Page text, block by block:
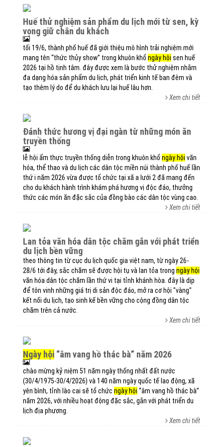
huế thử nghiệm sản phẩm du lịch mới từ sen, kỳ
vọng giữ chân du khách
tối 19/6, thành phố huế đã giới thiệu mô hình trải nghiệm mới
mang tên “thức thủy show” trong khuôn khổ ngày hội sen huế
2026 tại hồ tịnh tâm. đây được xem là bước thử nghiệm nhằm
đa dạng hóa sản phẩm du lịch, phát triển kinh tế ban đêm và
tạo thêm lý do để du khách lưu lại huế lâu hơn.
Xem chi tiết
đánh thức hương vị đại ngàn từ những món ăn
truyền thống
lễ hội ẩm thực truyền thống diễn trong khuôn khổ ngày hội văn
hóa, thể thao và du lịch các dân tộc miền núi thành phố huế lần
thứ i năm 2026 vừa được tổ chức tại xã a lưới 2 đã mang đến
cho du khách hành trình khám phá hương vị độc đáo, thưởng
thức các món ăn đặc sắc của đồng bào các dân tộc vùng cao.
Xem chi tiết
lan tỏa văn hóa dân tộc chăm gắn với phát triển
du lịch bền vững
theo thông tin từ cục du lịch quốc gia việt nam, từ ngày 26-
28/6 tới đây, sắc chăm sẽ được hội tụ và lan tỏa trong ngày hội
văn hóa dân tộc chăm lần thứ vi tại tỉnh khánh hòa. đây là dịp
để tôn vinh những giá trị di sản độc đáo, mở ra cơ hội "vàng"
kết nối du lịch, tạo sinh kế bền vững cho cộng đồng dân tộc
chăm trên cả nước.​
Xem chi tiết
ngày hội “âm vang hồ thác bà” năm 2026
chào mừng kỷ niệm 51 năm ngày thống nhất đất nước
(30/4/1975-30/4/2026) và 140 năm ngày quốc tế lao động, xã
yên bình, tỉnh lào cai sẽ tổ chức ngày hội “âm vang hồ thác bà”
năm 2026, với nhiều hoạt động đặc sắc, gắn với phát triển du
lịch địa phương.
Xem chi tiết